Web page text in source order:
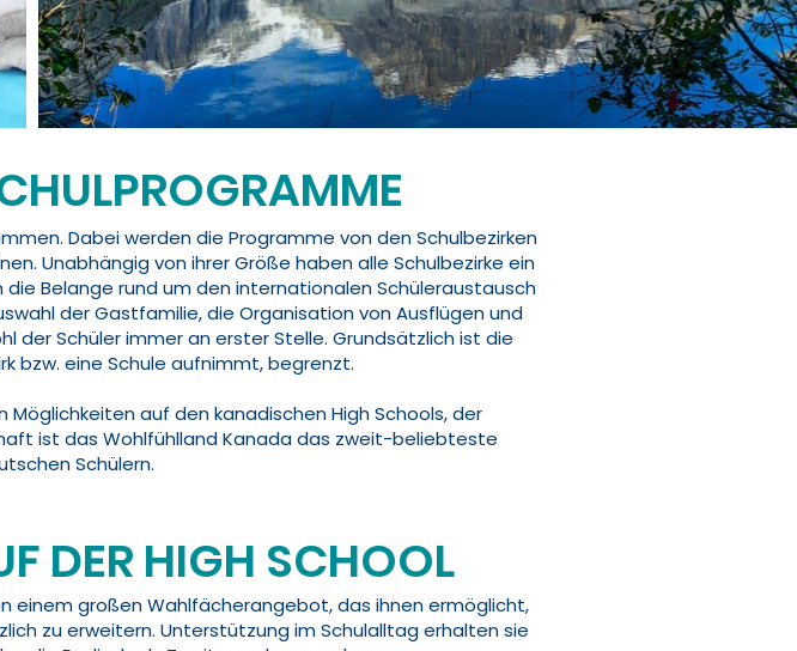
Dabei werden die Programme von den Schulbezirken
Unabhängig von ihrer Größe haben alle Schulbezirke ein
Belange rund um den internationalen Schüleraustausch
der Gastfamilie, die Organisation von Ausflügen und
der Schüler immer an erster Stelle. Grundsätzlich ist die
bzw. eine Schule aufnimmt, begrenzt.
auf den kanadischen High Schools, der
ist das Wohlfühlland Kanada das zweit-beliebteste
Schülern.
DER HIGH SCHOOL
einem großen Wahlfächerangebot, das ihnen ermöglicht,
zu erweitern. Unterstützung im Schulalltag erhalten sie